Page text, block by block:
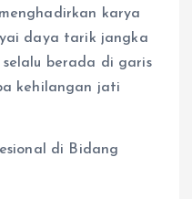
karya
daya tarik jangka
berada di garis
kehilangan jati
di Bidang